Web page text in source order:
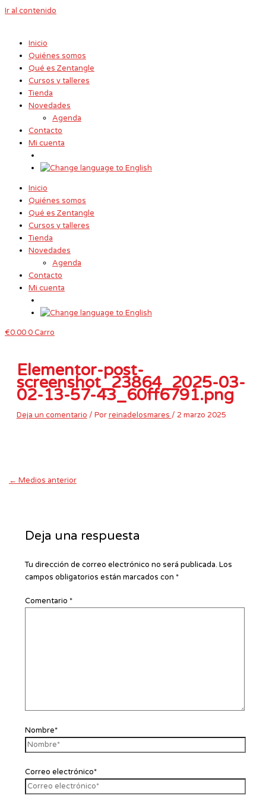
Ir al contenido
Inicio
Quiénes somos
Qué es Zentangle
Cursos y talleres
Tienda
Novedades
Agenda
Contacto
Mi cuenta
Inicio
Quiénes somos
Qué es Zentangle
Cursos y talleres
Tienda
Novedades
Agenda
Contacto
Mi cuenta
€0.000Carro
Elementor-post-
screenshot_23864_2025-03-
02-13-57-43_60ff6791.png
Deja un comentario / Porreinadelosmares / 2 marzo 2025
← Medios anterior
Deja una respuesta
Tu dirección de correo electrónico no será publicada. Los
campos obligatorios están marcados con *
Comentario *
Nombre*
Correo electrónico*